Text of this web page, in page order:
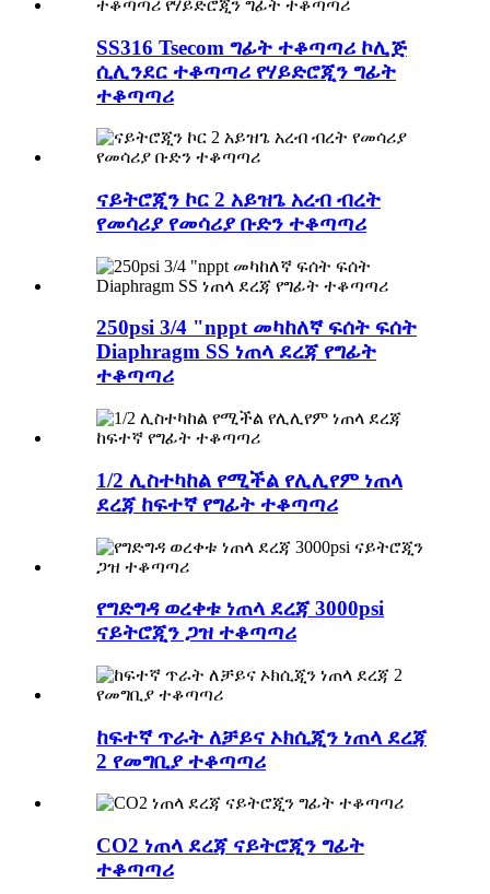
SS316 Tsecom ግፊት ተቆጣጣሪ ኮሊጅ
ሲሊንደር ተቆጣጣሪ የሃይድሮጂን ግፊት
ተቆጣጣሪ
ናይትሮጂን ኮር 2 አይዝጌ አረብ ብረት
የመሳሪያ የመሳሪያ ቡድን ተቆጣጣሪ
250psi 3/4 "nppt መካከለኛ ፍሰት ፍሰት
Diaphragm SS ነጠላ ደረጃ የግፊት
ተቆጣጣሪ
1/2 ሊስተካከል የሚችል የሊሊየም ነጠላ
ደረጃ ከፍተኛ የግፊት ተቆጣጣሪ
የግድግዳ ወረቀቱ ነጠላ ደረጃ 3000psi
ናይትሮጂን ጋዝ ተቆጣጣሪ
ከፍተኛ ጥራት ለቻይና ኦክሲጂን ነጠላ ደረጃ
2 የመግቢያ ተቆጣጣሪ
CO2 ነጠላ ደረጃ ናይትሮጂን ግፊት
ተቆጣጣሪ